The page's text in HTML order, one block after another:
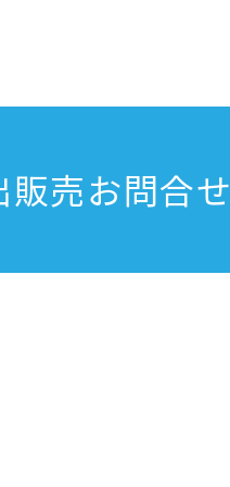
販売お問合せ